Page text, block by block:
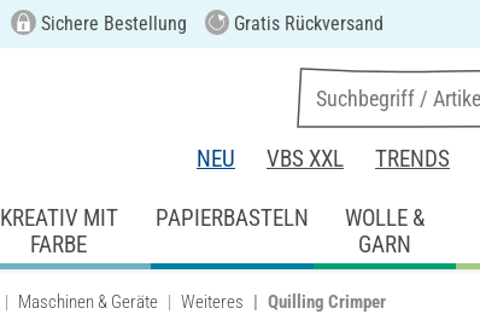
Sichere Bestellung Gratis Rückversand
NEU VBS XXL TRENDS
KREATIV MIT
FARBE
PAPIERBASTELN
WOLLE &
GARN
Maschinen & Geräte Weiteres Quilling Crimper